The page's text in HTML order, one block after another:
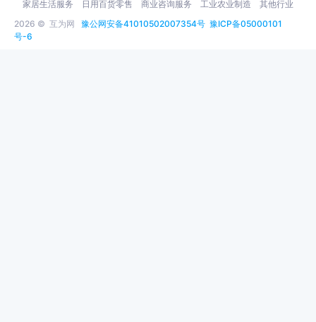
2026 © 互为网 豫公网安备41010502007354号 豫ICP备05000101
号-6
家居生活服务 日用百货零售 商业咨询服务 工业农业制造 其他行业